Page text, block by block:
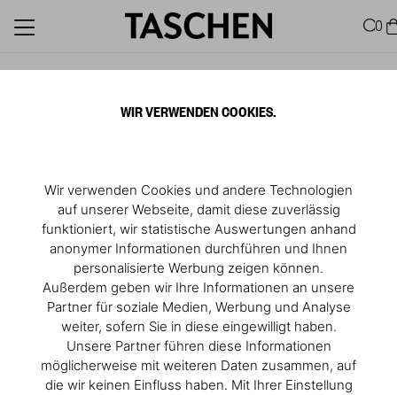
WIR VERWENDEN COOKIES.
Wir verwenden Cookies und andere Technologien
auf unserer Webseite, damit diese zuverlässig
funktioniert, wir statistische Auswertungen anhand
anonymer Informationen durchführen und Ihnen
personalisierte Werbung zeigen können.
Außerdem geben wir Ihre Informationen an unsere
Partner für soziale Medien, Werbung und Analyse
weiter, sofern Sie in diese eingewilligt haben.
Unsere Partner führen diese Informationen
möglicherweise mit weiteren Daten zusammen, auf
die wir keinen Einfluss haben. Mit Ihrer Einstellung
0